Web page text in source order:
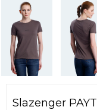
Slazenger